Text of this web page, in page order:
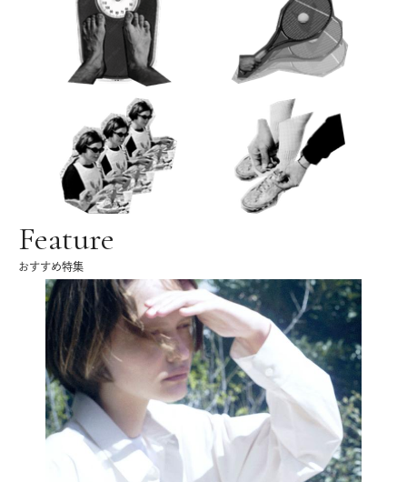
Feature
おすすめ特集